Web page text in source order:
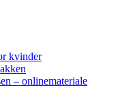
kvinder
– onlinemateriale